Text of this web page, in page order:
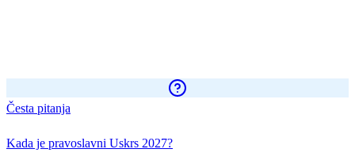
Česta pitanja
Kada je pravoslavni Uskrs 2027?